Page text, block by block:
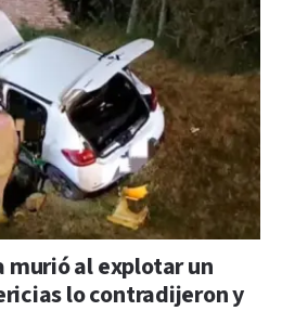
murió al explotar un
lo contradijeron y